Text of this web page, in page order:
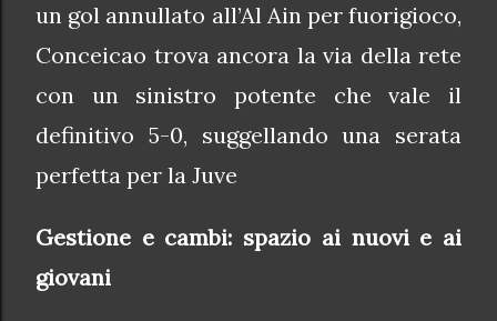
un gol annullato all’Al Ain per fuorigioco,
Conceicao trova ancora la via della rete
con un sinistro potente che vale il
definitivo 5-0, suggellando una serata
perfetta per la Juve
Gestione e cambi: spazio ai nuovi e ai
giovani